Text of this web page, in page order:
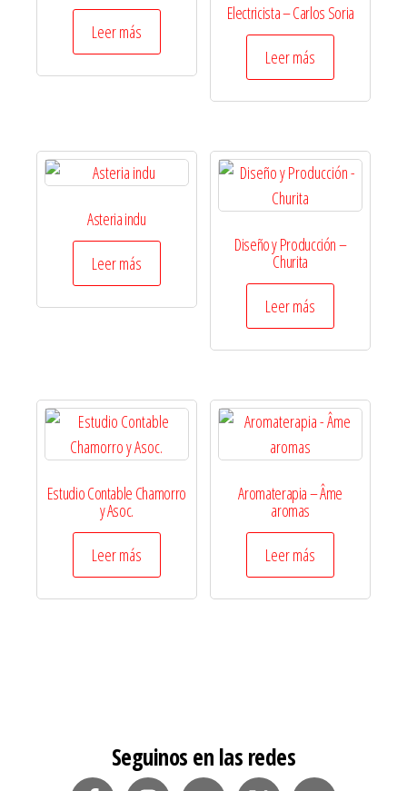
Leer más
Electricista – Carlos Soria
Leer más
Asteria indu
Leer más
Diseño y Producción –
Churita
Leer más
Estudio Contable Chamorro
y Asoc.
Leer más
Aromaterapia – Âme
aromas
Leer más
Seguinos en las redes